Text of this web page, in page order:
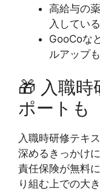
高給与の
入してい
GooCoな
ルアップ
🎁 入職
ポートも
入職時研修テキ
深めるきっかけ
責任保険が無料
り組む上での大